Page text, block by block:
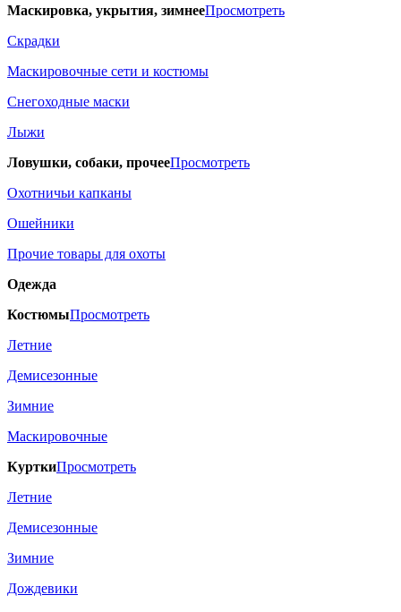
Маскировка, укрытия, зимнееПросмотреть
Скрадки
Маскировочные сети и костюмы
Снегоходные маски
Лыжи
Ловушки, собаки, прочееПросмотреть
Охотничьи капканы
Ошейники
Прочие товары для охоты
Одежда
КостюмыПросмотреть
Летние
Демисезонные
Зимние
Маскировочные
КурткиПросмотреть
Летние
Демисезонные
Зимние
Дождевики